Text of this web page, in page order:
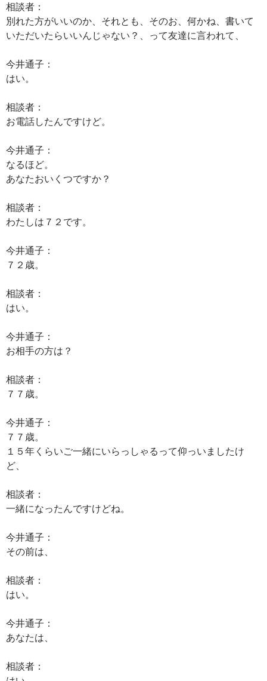
相談者：
別れた方がいいのか、それとも、そのお、何かね、書いて
いただいたらいいんじゃない？、って友達に言われて、
今井通子：
はい。
相談者：
お電話したんですけど。
今井通子：
なるほど。
あなたおいくつですか？
相談者：
わたしは７２です。
今井通子：
７２歳。
相談者：
はい。
今井通子：
お相手の方は？
相談者：
７７歳。
今井通子：
７７歳。
１５年くらいご一緒にいらっしゃるって仰っいましたけ
ど、
相談者：
一緒になったんですけどね。
今井通子：
その前は、
相談者：
はい。
今井通子：
あなたは、
相談者：